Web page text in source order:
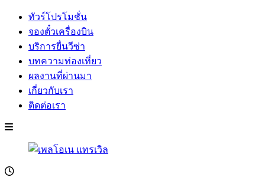
ทัวร์โปรโมชั่น
จองตั๋วเครื่องบิน
บริการยื่นวีซ่า
บทความท่องเที่ยว
ผลงานที่ผ่านมา
เกี่ยวกับเรา
ติดต่อเรา